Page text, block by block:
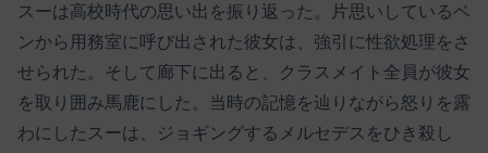
スーは高校時代の思い出を振り返った。片思いしているベ
ンから用務室に呼び出された彼女は、強引に性欲処理をさ
せられた。そして廊下に出ると、クラスメイト全員が彼女
を取り囲み馬鹿にした。当時の記憶を辿りながら怒りを露
わにしたスーは、ジョギングするメルセデスをひき殺し